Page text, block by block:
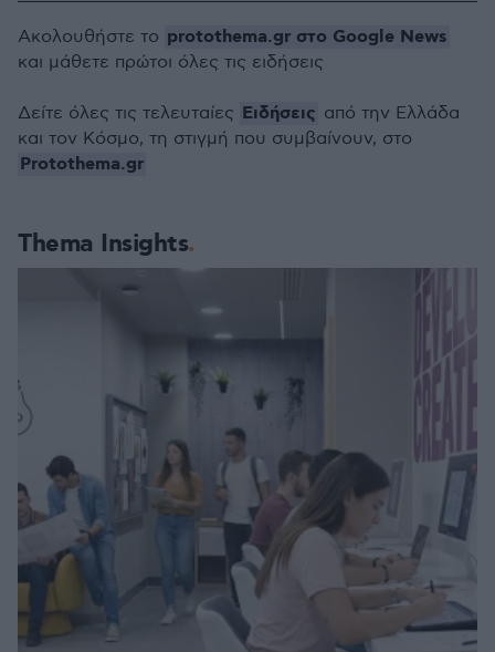
Thema Insights
Ακολουθήστε το protothema.gr στο Google News
και μάθετε πρώτοι όλες τις ειδήσεις
Δείτε όλες τις τελευταίες Ειδήσεις από την Ελλάδα
και τον Κόσμο, τη στιγμή που συμβαίνουν, στο
Protothema.gr